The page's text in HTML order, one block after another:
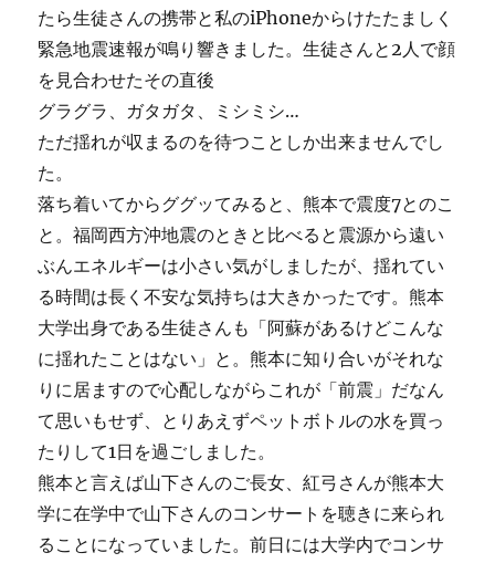
たら生徒さんの携帯と私のiPhoneからけたたましく
緊急地震速報が鳴り響きました。生徒さんと2人で顔
を見合わせたその直後
グラグラ、ガタガタ、ミシミシ…
ただ揺れが収まるのを待つことしか出来ませんでし
た。
落ち着いてからググッてみると、熊本で震度7とのこ
と。福岡西方沖地震のときと比べると震源から遠い
ぶんエネルギーは小さい気がしましたが、揺れてい
る時間は長く不安な気持ちは大きかったです。熊本
大学出身である生徒さんも「阿蘇があるけどこんな
に揺れたことはない」と。熊本に知り合いがそれな
りに居ますので心配しながらこれが「前震」だなん
て思いもせず、とりあえずペットボトルの水を買っ
たりして1日を過ごしました。
熊本と言えば山下さんのご長女、紅弓さんが熊本大
学に在学中で山下さんのコンサートを聴きに来られ
ることになっていました。前日には大学内でコンサ